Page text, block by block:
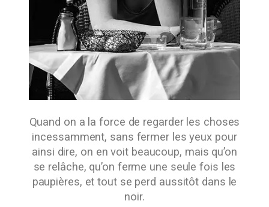
Quand on a la force de regarder les choses
incessamment, sans fermer les yeux pour
ainsi dire, on en voit beaucoup, mais qu’on
se relâche, qu’on ferme une seule fois les
paupières, et tout se perd aussitôt dans le
noir.